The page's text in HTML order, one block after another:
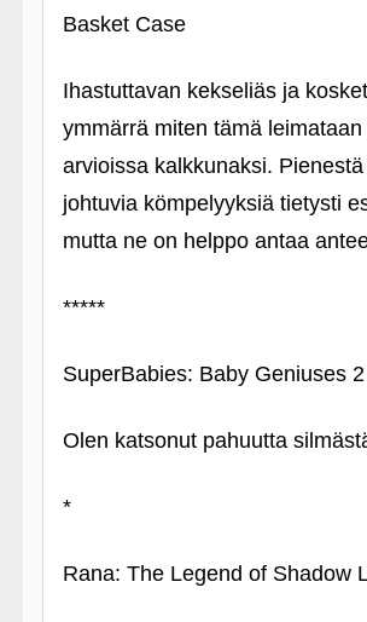
Basket Case
Ihastuttavan kekseliäs ja
ymmärrä miten tämä leimataan
arvioissa kalkkunaksi.
johtuvia kömpelyyksiä tietysti
mutta ne on helppo antaa
*****
SuperBabies: Baby Geniuses 2
Olen katsonut pahuutta
*
Rana: The Legend of Shadow